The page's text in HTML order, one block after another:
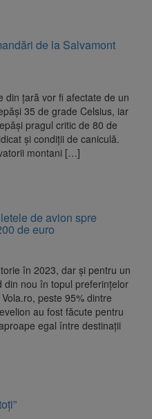
de la Salvamont
din țară vor fi afectate de un
35 de grade Celsius, iar
pragul critic de 80 de
și condiții de caniculă.
montani […]
de avion spre
de euro
în 2023, dar și pentru un
din nou în topul preferințelor
peste 95% dintre
au fost făcute pentru
egal între destinații